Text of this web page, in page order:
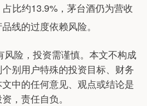
比约13.9%，茅台酒仍为营收
线的过度依赖风险。
风险，投资需谨慎。本文不构成
别用户特殊的投资目标、财务
中的任何意见、观点或结论是
，责任自负。